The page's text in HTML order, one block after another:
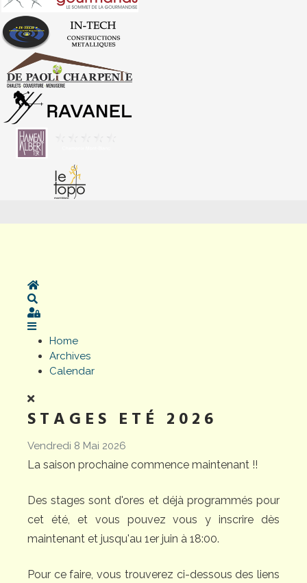
Home
Sign In
Home
Archives
Calendar
STAGES ETÉ 2026
Vendredi 8 Mai 2026
La saison prochaine commence maintenant !!
Des stages sont d'ores et déjà programmés pour
cet été, et vous pouvez vous y inscrire dès
maintenant et jusqu'au 1er juin à 18:00.
Pour ce faire, vous trouverez ci-dessous des liens